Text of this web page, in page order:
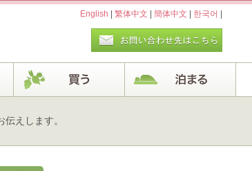
English 繁体中文 簡体中文 한국어
えします。